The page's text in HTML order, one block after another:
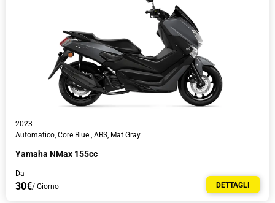
Accetto l'informativaSulla Privacy.
Desidero ricevere una newsletter con notizie, guide turistiche e sconti.
2023
Αutomatico, Core Blue , ABS, Mat Gray
Yamaha NMax 155cc
Da
30€/ Giorno DETTAGLI